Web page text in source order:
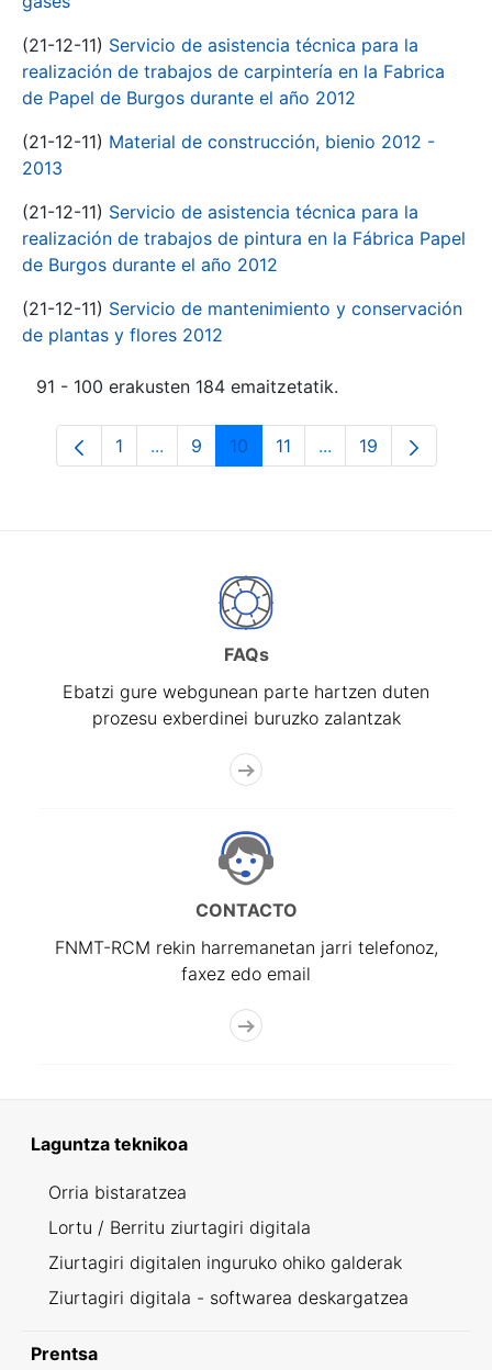
(21-12-11) Servicio de asistencia técnica para la
realización de trabajos de carpintería en la Fabrica
de Papel de Burgos durante el año 2012
(21-12-11) Material de construcción, bienio 2012 -
2013
(21-12-11) Servicio de asistencia técnica para la
realización de trabajos de pintura en la Fábrica Papel
de Burgos durante el año 2012
(21-12-11) Servicio de mantenimiento y conservación
de plantas y flores 2012
91 - 100 erakusten 184 emaitzetatik.
Orrialdea
1 ...Intermediate Pages Use TAB to
Orrialdea
9 Orrialdea
10 Orrialdea
11 ...Intermediate Pages
Orrialdea
19
FAQs
Ebatzi gure webgunean parte hartzen duten
prozesu exberdinei buruzko zalantzak
CONTACTO
FNMT-RCM rekin harremanetan jarri telefonoz,
faxez edo email
Laguntza teknikoa
Orria bistaratzea
Lortu / Berritu ziurtagiri digitala
Ziurtagiri digitalen inguruko ohiko galderak
Ziurtagiri digitala - softwarea deskargatzea
Prentsa